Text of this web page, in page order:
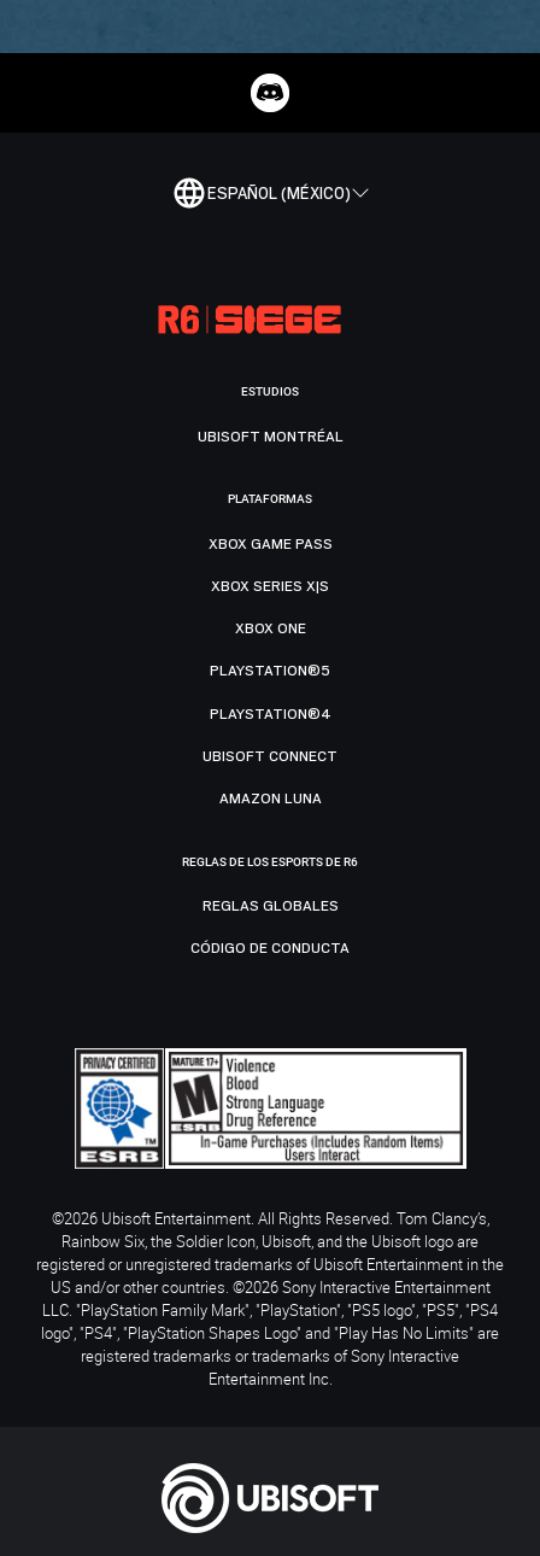
ESPAÑOL (MÉXICO)
ESTUDIOS
UBISOFT MONTRÉAL
PLATAFORMAS
XBOX GAME PASS
XBOX SERIES X|S
XBOX ONE
PLAYSTATION®5
PLAYSTATION®4
UBISOFT CONNECT
AMAZON LUNA
REGLAS DE LOS ESPORTS DE R6
REGLAS GLOBALES
CÓDIGO DE CONDUCTA
©2026 Ubisoft Entertainment. All Rights Reserved. Tom Clancy’s,
Rainbow Six, the Soldier Icon, Ubisoft, and the Ubisoft logo are
registered or unregistered trademarks of Ubisoft Entertainment in the
US and/or other countries. ©2026 Sony Interactive Entertainment
LLC. "PlayStation Family Mark", "PlayStation", "PS5 logo", "PS5", "PS4
logo", "PS4", "PlayStation Shapes Logo" and "Play Has No Limits" are
registered trademarks or trademarks of Sony Interactive
Entertainment Inc.